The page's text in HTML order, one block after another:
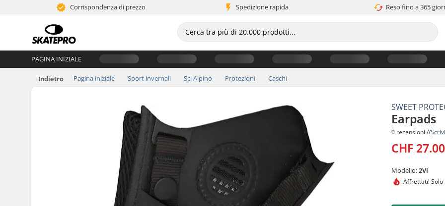
Corrispondenza di prezzo Spedizione rapida Reso fino a 365
PAGINA INIZIALE
Indietro Pagina iniziale Sport invernali Sci Alpino Protezioni Caschi
SWEET
Earpads
0 recensioni //
CHF 27.00
Modello:2Vi
Affrettati!Solo